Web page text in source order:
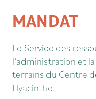
MANDAT
Le Service des
l’administration et
terrains du Centre
Hyacinthe.